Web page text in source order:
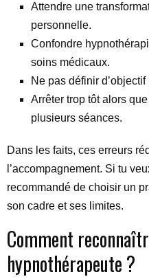
Attendre une
personnelle.
Confondre
soins médicaux.
Ne pas définir
Arrêter trop tôt alors
plusieurs séances.
Dans les faits, ces erreurs
l’accompagnement. Si tu
recommandé de choisir un
son cadre et ses limites.
Comment
hypnothérapeute ?